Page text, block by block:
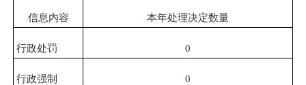
信息内容 本年处理决定数量
行政处罚 0
行政强制 0